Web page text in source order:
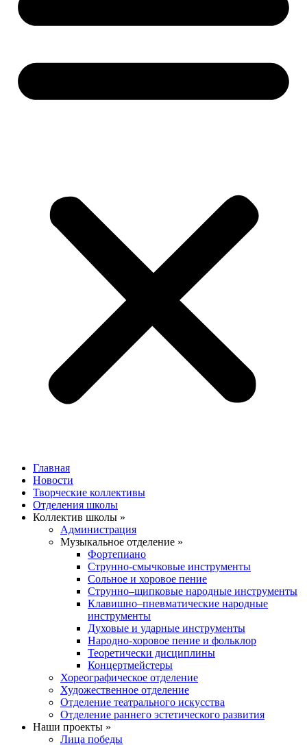
Главная
Новости
Творческие коллективы
Отделения школы
Коллектив школы »
Администрация
Музыкальное отделение »
Фортепиано
Струнно-смычковые инструменты
Сольное и хоровое пение
Струнно–щипковые народные инструменты
Клавишно–пневматические народные
инструменты
Духовые и ударные инструменты
Народно-хоровое пение и фольклор
Теоретически дисциплины
Концертмейстеры
Хореографическое отделение
Художественное отделение
Отделение театрального искусства
Отделение раннего эстетического развития
Наши проекты »
Лица победы